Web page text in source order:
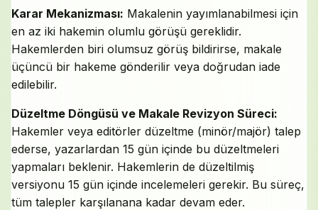
Karar Mekanizması: Makalenin yayımlanabilmesi için
en az iki hakemin olumlu görüşü gereklidir.
Hakemlerden biri olumsuz görüş bildirirse, makale
üçüncü bir hakeme gönderilir veya doğrudan iade
edilebilir.
Düzeltme Döngüsü ve Makale Revizyon Süreci:
Hakemler veya editörler düzeltme (minör/majör) talep
ederse, yazarlardan 15 gün içinde bu düzeltmeleri
yapmaları beklenir. Hakemlerin de düzeltilmiş
versiyonu 15 gün içinde incelemeleri gerekir. Bu süreç,
tüm talepler karşılanana kadar devam eder.